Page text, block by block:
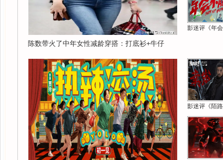
陈数带火了中年女性减龄穿搭：打底衫+牛仔
影迷评《年
影迷评《陌